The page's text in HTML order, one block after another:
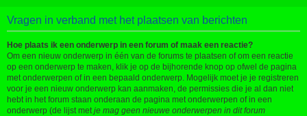
Vragen in verband met het plaatsen van berichten
Hoe plaats ik een onderwerp in een forum of maak een reactie?
Om een nieuw onderwerp in één van de forums te plaatsen of om een reactie
op een onderwerp te maken, klik je op de bijhorende knop op ofwel de pagina
met onderwerpen of in een bepaald onderwerp. Mogelijk moet je je registreren
voor je een nieuw onderwerp kan aanmaken, de permissies die je al dan niet
hebt in het forum staan onderaan de pagina met onderwerpen of in een
onderwerp (de lijst metje mag geen nieuwe onderwerpen in dit forum